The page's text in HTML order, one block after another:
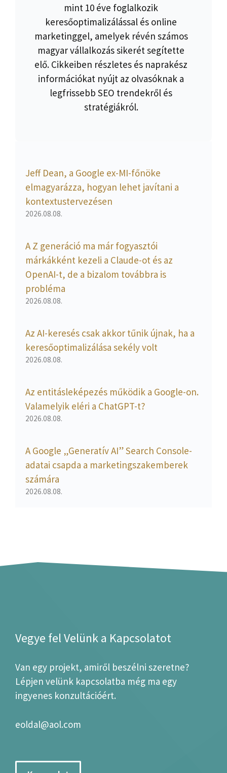
mint 10 éve foglalkozik
keresőoptimalizálással és online
marketinggel, amelyek révén számos
magyar vállalkozás sikerét segítette
elő. Cikkeiben részletes és naprakész
információkat nyújt az olvasóknak a
legfrissebb SEO trendekről és
stratégiákról.
Jeff Dean, a Google ex-MI-főnöke
elmagyarázza, hogyan lehet javítani a
kontextustervezésen
2026.08.08.
A Z generáció ma már fogyasztói
márkákként kezeli a Claude-ot és az
OpenAI-t, de a bizalom továbbra is
probléma
2026.08.08.
Az AI-keresés csak akkor tűnik újnak, ha a
keresőoptimalizálása sekély volt
2026.08.08.
Az entitásleképezés működik a Google-on.
Valamelyik eléri a ChatGPT-t?
2026.08.08.
A Google „Generatív AI” Search Console-
adatai csapda a marketingszakemberek
számára
2026.08.08.
Vegye fel Velünk a Kapcsolatot
Van egy projekt, amiről beszélni szeretne?
Lépjen velünk kapcsolatba még ma egy
ingyenes konzultációért.
eoldal@aol.com